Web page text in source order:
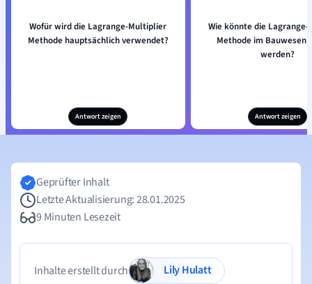
Wofür wird die Lagrange-Multiplier
Methode hauptsächlich verwendet?
Antwort zeigen
Wie könnte die
Methode im Bauwesen
werden?
Antwort zeigen
Geprüfter Inhalt
Letzte Aktualisierung: 28.01.2025
9 Minuten Lesezeit
Inhalte erstellt durch
Lily Hulatt